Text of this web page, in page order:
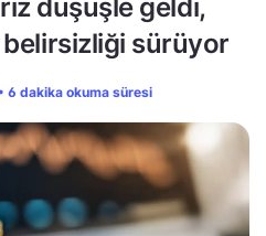
düşüşle geldi,
belirsizliği sürüyor
6 dakika okuma süresi